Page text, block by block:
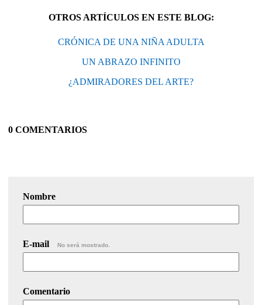
OTROS ARTÍCULOS EN ESTE BLOG:
CRÓNICA DE UNA NIÑA ADULTA
UN ABRAZO INFINITO
¿ADMIRADORES DEL ARTE?
0 COMENTARIOS
Nombre
E-mail No será mostrado.
Comentario